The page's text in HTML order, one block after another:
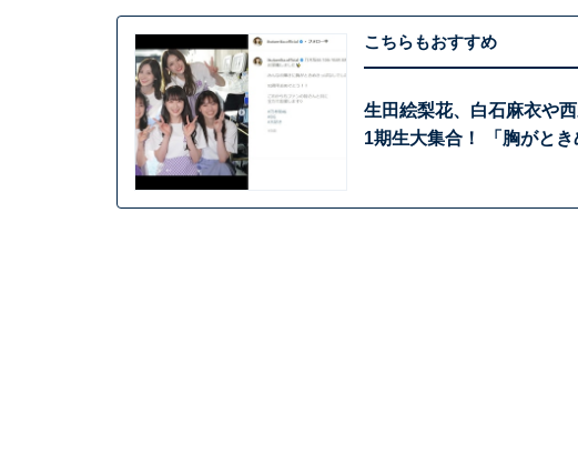
こちらもおすすめ
生田絵梨花、白石麻衣や
1期生大集合！ 「胸がとき